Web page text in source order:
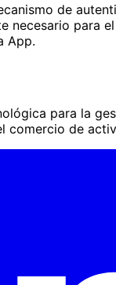
de
necesario para
App.
para la
comercio de